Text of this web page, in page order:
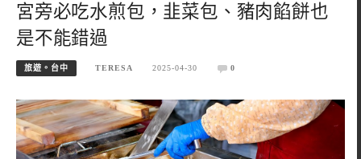
宮旁必吃水煎包，韭菜包、豬肉餡餅也
是不能錯過
旅遊。台中 TERESA 2025-04-30 0